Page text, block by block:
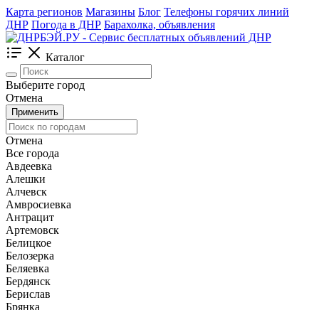
Карта регионов Магазины Блог Телефоны горячих линий
ДНР Погода в ДНР Барахолка, объявления
Каталог
Выберите город
Отмена
Применить
Отмена
Все города
Авдеевка
Алешки
Алчевск
Амвросиевка
Антрацит
Артемовск
Белицкое
Белозерка
Беляевка
Бердянск
Берислав
Брянка